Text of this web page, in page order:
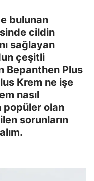
bulunan
cildin
sağlayan
çeşitli
Bepanthen Plus
Krem ne işe
nasıl
popüler olan
sorunların